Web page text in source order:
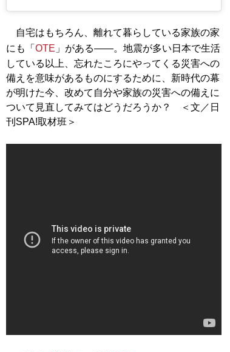
自宅はもちろん、離れて暮らしている家族の家
にも「 OTE 」がある――。地震が多い日本で生活
している以上、忘れたころにやってくる災害への
備えを意味があるものにするために、新時代の幕
が明けた今、改めて自分や家族の災害への備えに
ついて見直してみてはどうだろうか？ ＜文／日
刊SPA!取材班＞